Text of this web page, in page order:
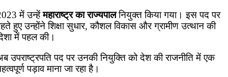
में उन्हेंमहाराष्ट्र का राज्यपालनियुक्त किया गया। इस पद पर
हुए उन्होंने शिक्षा सुधार, कौशल विकास और ग्रामीण उत्थान की
में पहल की।
उपराष्ट्रपति पद पर उनकी नियुक्ति को देश की राजनीति में एक
पड़ाव माना जा रहा है।